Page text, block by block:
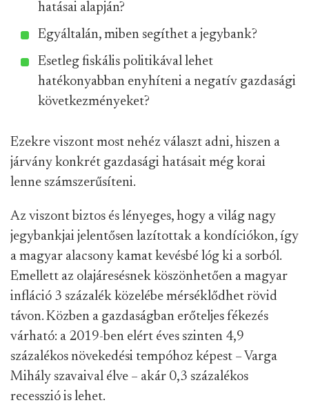
hatásai alapján?
Egyáltalán, miben segíthet a jegybank?
Esetleg fiskális politikával lehet
hatékonyabban enyhíteni a negatív gazdasági
következményeket?
Ezekre viszont most nehéz választ adni, hiszen a
járvány konkrét gazdasági hatásait még korai
lenne számszerűsíteni.
Az viszont biztos és lényeges, hogy a világ nagy
jegybankjai jelentősen lazítottak a kondíciókon, így
a magyar alacsony kamat kevésbé lóg ki a sorból.
Emellett az olajáresésnek köszönhetően a magyar
infláció 3 százalék közelébe mérséklődhet rövid
távon. Közben a gazdaságban erőteljes fékezés
várható: a 2019-ben elért éves szinten 4,9
százalékos növekedési tempóhoz képest – Varga
Mihály szavaival élve – akár 0,3 százalékos
recesszió is lehet.